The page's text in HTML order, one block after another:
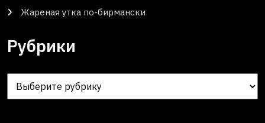
Жареная утка по-бирмански
Рубрики
Рубрики